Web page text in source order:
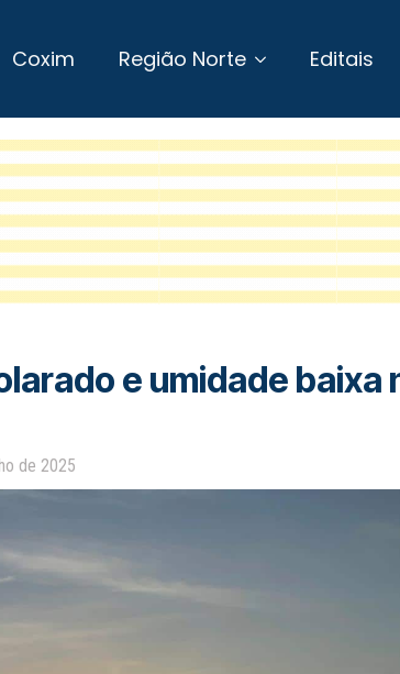
Coxim Região Norte Editais
e umidade baixa
de 2025